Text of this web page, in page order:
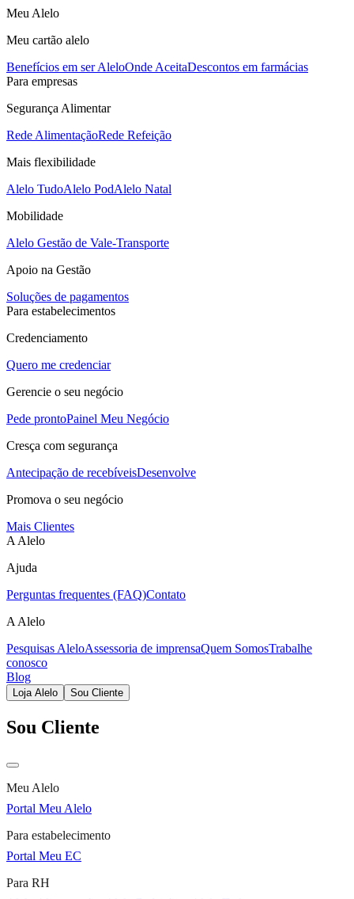
Meu Alelo
Meu cartão alelo
Benefícios em ser AleloOnde AceitaDescontos em farmácias
Para empresas
Segurança Alimentar
Rede AlimentaçãoRede Refeição
Mais flexibilidade
Alelo TudoAlelo PodAlelo Natal
Mobilidade
Alelo Gestão de Vale-Transporte
Apoio na Gestão
Soluções de pagamentos
Para estabelecimentos
Credenciamento
Quero me credenciar
Gerencie o seu negócio
Pede prontoPainel Meu Negócio
Cresça com segurança
Antecipação de recebíveisDesenvolve
Promova o seu negócio
Mais Clientes
A Alelo
Ajuda
Perguntas frequentes (FAQ)Contato
A Alelo
Pesquisas AleloAssessoria de imprensaQuem SomosTrabalhe
conosco
Blog
Loja Alelo Sou Cliente
Sou Cliente
Meu Alelo
Portal Meu Alelo
Para estabelecimento
Portal Meu EC
Para RH